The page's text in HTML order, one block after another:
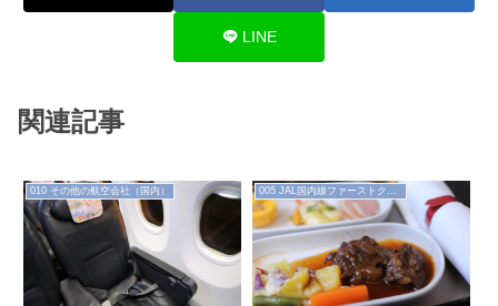
LINE
関連記事
010 その他の航空会社（国内） 005 JAL国内線ファーストクラス